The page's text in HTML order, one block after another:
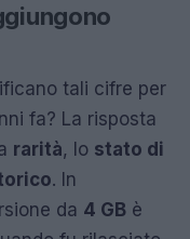
tali cifre per
fa? La risposta
rarità, lo stato di
. In
da 4 GB è